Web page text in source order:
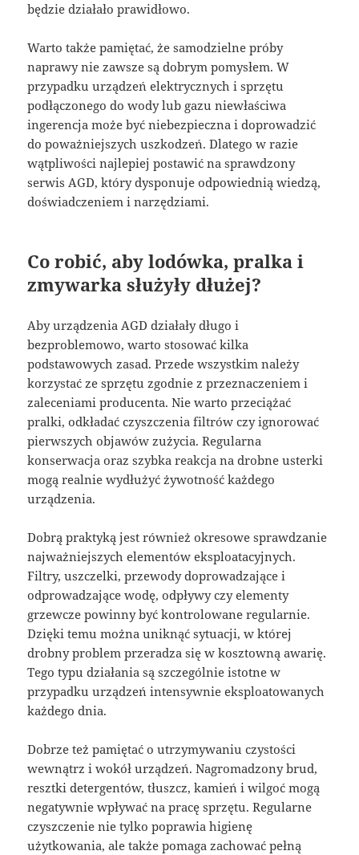
będzie działało prawidłowo.
Warto także pamiętać, że samodzielne próby
naprawy nie zawsze są dobrym pomysłem. W
przypadku urządzeń elektrycznych i sprzętu
podłączonego do wody lub gazu niewłaściwa
ingerencja może być niebezpieczna i doprowadzić
do poważniejszych uszkodzeń. Dlatego w razie
wątpliwości najlepiej postawić na sprawdzony
serwis AGD, który dysponuje odpowiednią wiedzą,
doświadczeniem i narzędziami.
Co robić, aby lodówka, pralka i
zmywarka służyły dłużej?
Aby urządzenia AGD działały długo i
bezproblemowo, warto stosować kilka
podstawowych zasad. Przede wszystkim należy
korzystać ze sprzętu zgodnie z przeznaczeniem i
zaleceniami producenta. Nie warto przeciążać
pralki, odkładać czyszczenia filtrów czy ignorować
pierwszych objawów zużycia. Regularna
konserwacja oraz szybka reakcja na drobne usterki
mogą realnie wydłużyć żywotność każdego
urządzenia.
Dobrą praktyką jest również okresowe sprawdzanie
najważniejszych elementów eksploatacyjnych.
Filtry, uszczelki, przewody doprowadzające i
odprowadzające wodę, odpływy czy elementy
grzewcze powinny być kontrolowane regularnie.
Dzięki temu można uniknąć sytuacji, w której
drobny problem przeradza się w kosztowną awarię.
Tego typu działania są szczególnie istotne w
przypadku urządzeń intensywnie eksploatowanych
każdego dnia.
Dobrze też pamiętać o utrzymywaniu czystości
wewnątrz i wokół urządzeń. Nagromadzony brud,
resztki detergentów, tłuszcz, kamień i wilgoć mogą
negatywnie wpływać na pracę sprzętu. Regularne
czyszczenie nie tylko poprawia higienę
użytkowania, ale także pomaga zachować pełną